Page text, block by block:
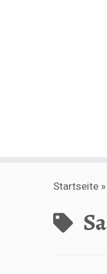
Startseite »